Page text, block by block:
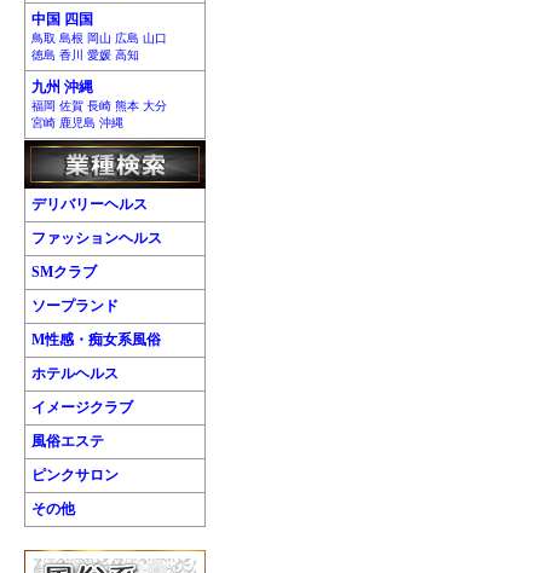
中国 四国
鳥取 島根 岡山 広島 山口
徳島 香川 愛媛 高知
九州 沖縄
福岡 佐賀 長崎 熊本 大分
宮崎 鹿児島 沖縄
デリバリーヘルス
ファッションヘルス
SMクラブ
ソープランド
M性感・痴女系風俗
ホテルヘルス
イメージクラブ
風俗エステ
ピンクサロン
その他